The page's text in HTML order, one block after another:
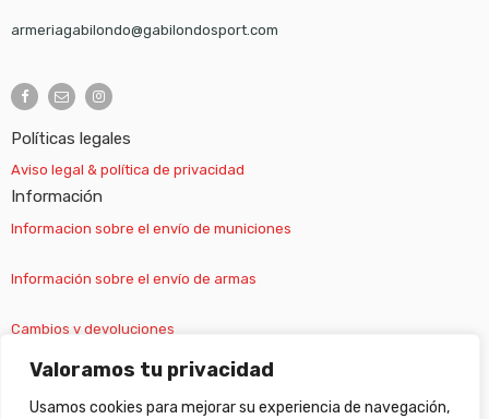
Valoramos tu privacidad
Usamos cookies para mejorar su experiencia de navegación,
armeriagabilondo@gabilondosport.com
Políticas legales
Aviso legal & política de privacidad
Información
Informacion sobre el envío de municiones
Información sobre el envío de armas
Cambios y devoluciones